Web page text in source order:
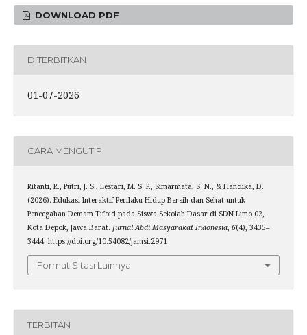
DOWNLOAD PDF
DITERBITKAN
01-07-2026
CARA MENGUTIP
Ritanti, R., Putri, J. S., Lestari, M. S. P., Simarmata, S. N., & Handika, D.
(2026). Edukasi Interaktif Perilaku Hidup Bersih dan Sehat untuk
Pencegahan Demam Tifoid pada Siswa Sekolah Dasar di SDN Limo 02,
Kota Depok, Jawa Barat. Jurnal Abdi Masyarakat Indonesia, 6(4), 3435–
3444. https://doi.org/10.54082/jamsi.2971
Format Sitasi Lainnya
TERBITAN